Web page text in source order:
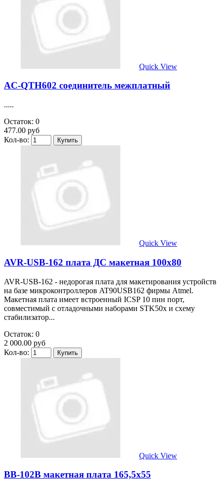
Quick View
AC-QTH602 соединитель межплатный
.....
Остаток: 0
477.00 руб
Кол-во:
Quick View
AVR-USB-162 плата ДС макетная 100х80
AVR-USB-162 - недорогая плата для макетирования устройств
на базе микроконтроллеров AT90USB162 фирмы Atmel.
Макетная плата имеет встроенный ICSP 10 пин порт,
совместимый с отладочными наборами STK50x и схему
стабилизатор...
Остаток: 0
2 000.00 руб
Кол-во:
Quick View
BB-102B макетная плата 165,5х55